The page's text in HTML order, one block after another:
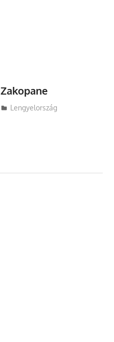
Zakopane
Utazasok.org
Lengyelország